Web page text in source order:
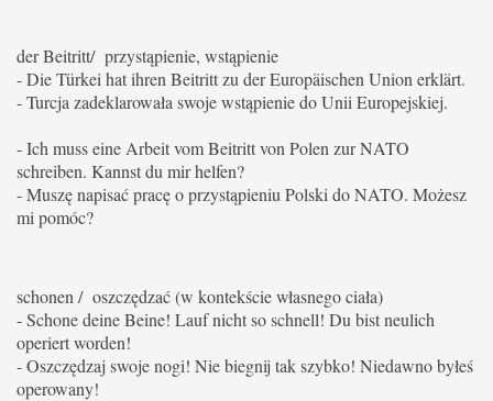
der Beitritt/ przystąpienie, wstąpienie
- Die Türkei hat ihren Beitritt zu der Europäischen Union erklärt.
- Turcja zadeklarowała swoje wstąpienie do Unii Europejskiej.
- Ich muss eine Arbeit vom Beitritt von Polen zur NATO
schreiben. Kannst du mir helfen?
- Muszę napisać pracę o przystąpieniu Polski do NATO. Możesz
mi pomóc?
schonen / oszczędzać (w kontekście własnego ciała)
- Schone deine Beine! Lauf nicht so schnell! Du bist neulich
operiert worden!
- Oszczędzaj swoje nogi! Nie biegnij tak szybko! Niedawno byłeś
operowany!